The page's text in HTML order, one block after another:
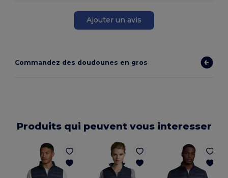
Ajouter un avis
Commandez des doudounes en gros
Produits qui peuvent vous interesser